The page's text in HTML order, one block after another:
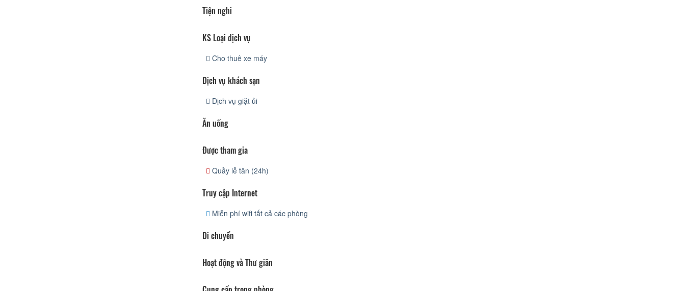
Tiện nghi
KS Loại dịch vụ
Cho thuê xe máy
Dịch vụ khách sạn
Dịch vụ giặt ủi
Ăn uống
Được tham gia
Quầy lễ tân (24h)
Truy cập Internet
Miễn phí wifi tất cả các phòng
Di chuyển
Hoạt động và Thư giãn